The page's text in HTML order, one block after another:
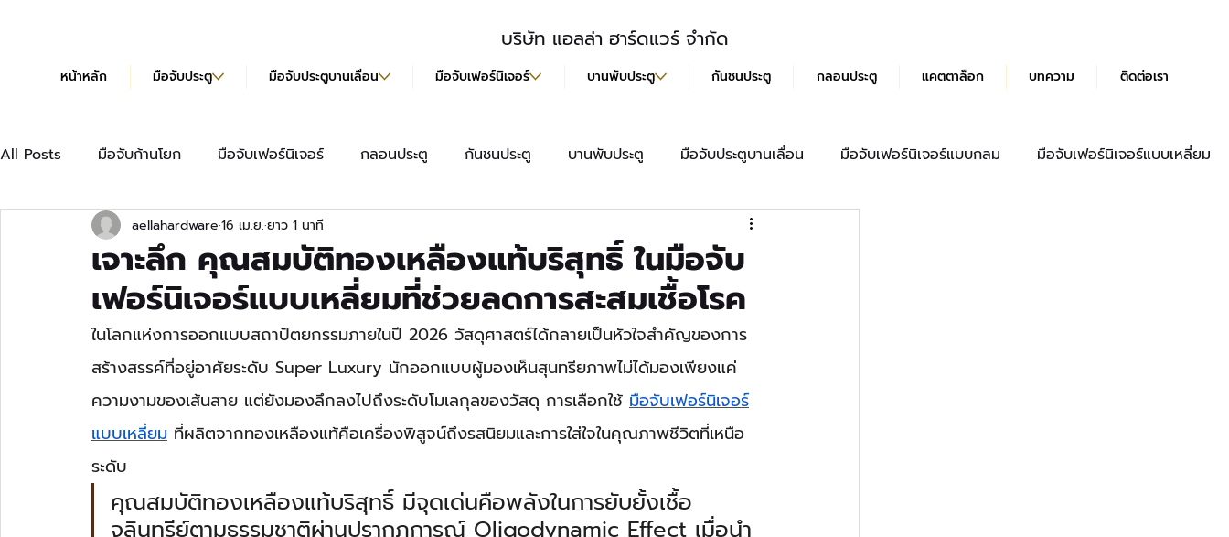
บริษัท แอลล่า ฮาร์ดแวร์ จำกัด
หน้าหลัก มือจับประตู มือจับประตูบานเลื่อน มือจับเฟอร์นิเจอร์ บานพับประตู กันชนประตู กลอนประตู แคตตาล็อก บทความ ติดต่อเรา
All Posts มือจับก้านโยก มือจับเฟอร์นิเจอร์ กลอนประตู กันชนประตู บานพับประตู มือจับประตูบานเลื่อน มือจับเฟอร์นิเจอร์แบบกลม มือจับเฟอร์นิเจอร์แบบเหลี่ยม
มือจับเฟอร์นิเจอร์แบบยาว บานพับข้อเสือ มือจับฝังบานเลื่อน
บานพับข้อเสือ Hydraulic แคตตาล็อก
เจาะลึก คุณสมบัติทองเหลืองแท้บริสุทธิ์ ในมือจับ
เฟอร์นิเจอร์แบบเหลี่ยมที่ช่วยลดการสะสมเชื้อโรค
aellahardware16 เม.ย.ยาว 1 นาที
ในโลกแห่งการออกแบบสถาปัตยกรรมภายในปี 2026 วัสดุศาสตร์ได้กลายเป็นหัวใจสำคัญของการ
สร้างสรรค์ที่อยู่อาศัยระดับ Super Luxury นักออกแบบผู้มองเห็นสุนทรียภาพไม่ได้มองเพียงแค่
ความงามของเส้นสาย แต่ยังมองลึกลงไปถึงระดับโมเลกุลของวัสดุ การเลือกใช้ มือจับเฟอร์นิเจอร์
แบบเหลี่ยม ที่ผลิตจากทองเหลืองแท้คือเครื่องพิสูจน์ถึงรสนิยมและการใส่ใจในคุณภาพชีวิตที่เหนือ
ระดับ
คุณสมบัติทองเหลืองแท้บริสุทธิ์ มีจุดเด่นคือพลังในการยับยั้งเชื้อ
จุลินทรีย์ตามธรรมชาติผ่านปรากฏการณ์ Oligodynamic Effect เมื่อนำ